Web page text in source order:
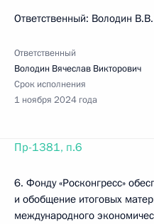
Ответственный: Володин В.В.
Ответственный
Володин Вячеслав Викторович
Срок исполнения
1 ноября 2024 года
Пр-1381, п.6
6. Фонду «Росконгресс»
и обобщение итоговых
международного